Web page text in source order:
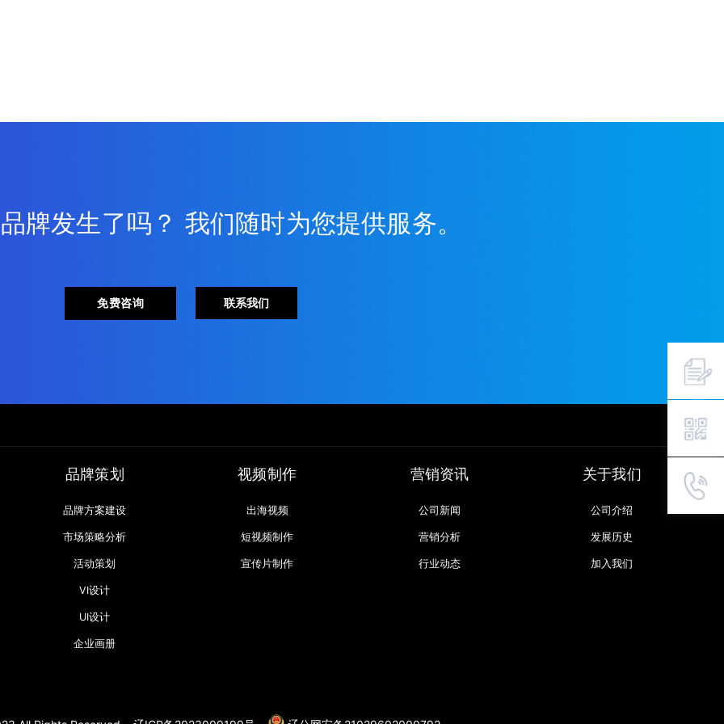
牌发生了吗？ 我们随时为您提供服务。
免费咨询 联系我们
品牌策划
品牌方案建设
市场策略分析
活动策划
VI设计
UI设计
企业画册
视频制作
出海视频
短视频制作
宣传片制作
营销资讯
公司新闻
营销分析
行业动态
关于我们
公司介绍
发展历史
加入我们